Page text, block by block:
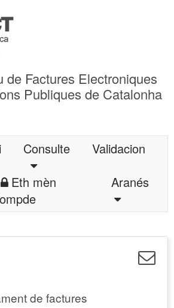
de Factures Electroniques
Publiques de Catalonha
Consulte
Validacion
Eth mèn
Aranés
de factures